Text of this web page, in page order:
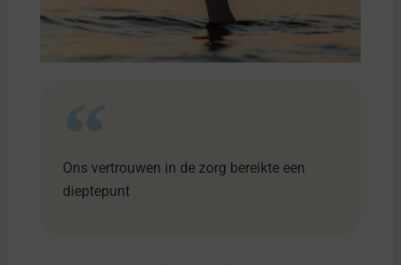
Ons vertrouwen in de zorg bereikte een
dieptepunt